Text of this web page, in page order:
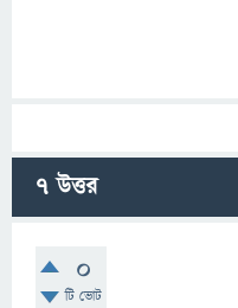
7উত্তর
0
টি ভোট